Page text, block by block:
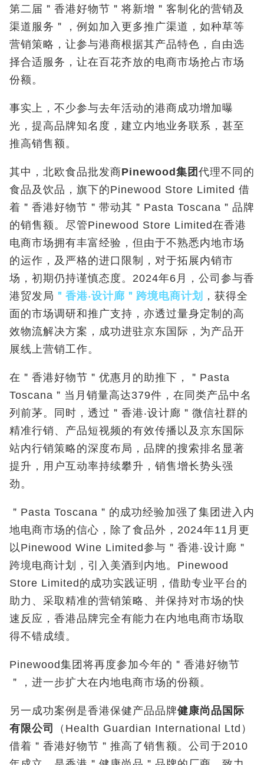
第二届＂香港好物节＂将新增＂客制化的营销及
渠道服务＂，例如加入更多推广渠道，如种草等
营销策略，让参与港商根据其产品特色，自由选
择合适服务，让在百花齐放的电商市场抢占市场
份额。
事实上，不少参与去年活动的港商成功增加曝
光，提高品牌知名度，建立内地业务联系，甚至
推高销售额。
其中，北欧食品批发商Pinewood集团 代理不同的
食品及饮品，旗下的Pinewood Store Limited 借
着＂香港好物节＂带动其＂Pasta Toscana＂品牌
的销售额。尽管Pinewood Store Limited在香港
电商市场拥有丰富经验，但由于不熟悉内地市场
的运作，及严格的进口限制，对于拓展内销市
场，初期仍持谨慎态度。2024年6月，公司参与香
港贸发局 ＂香港‧设计廊＂跨境电商计划
，获得全
面的市场调研和推广支持，亦透过量身定制的高
效物流解决方案，成功进驻京东国际，为产品开
展线上营销工作。
在＂香港好物节＂优惠月的助推下，＂Pasta
Toscana＂当月销量高达379件，在同类产品中名
列前茅。同时，透过＂香港‧设计廊＂微信社群的
精准行销、产品短视频的有效传播以及京东国际
站内行销策略的深度布局，品牌的搜索排名显著
提升，用户互动率持续攀升，销售增长势头强
劲。
＂Pasta Toscana＂的成功经验加强了集团进入内
地电商市场的信心，除了食品外，2024年11月更
以Pinewood Wine Limited参与＂香港‧设计廊＂
跨境电商计划，引入美酒到内地。Pinewood
Store Limited的成功实践证明，借助专业平台的
助力、采取精准的营销策略、并保持对市场的快
速反应，香港品牌完全有能力在内地电商市场取
得不错成绩。
Pinewood集团将再度参加今年的＂香港好物节
＂，进一步扩大在内地电商市场的份额。
另一成功案例是香港保健产品品牌健康尚品国际
有限公司
（Health Guardian International Ltd）
借着＂香港好物节＂推高了销售额。公司于2010